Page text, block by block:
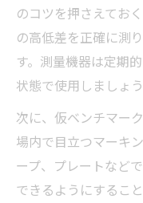
のコツを押さえてお
の高低差を正確に測
す。測量機器は定期
状態で使用しましょう
次に、仮ベンチマー
場内で目立つマーキ
ープ、プレートなど
できるようにするこ